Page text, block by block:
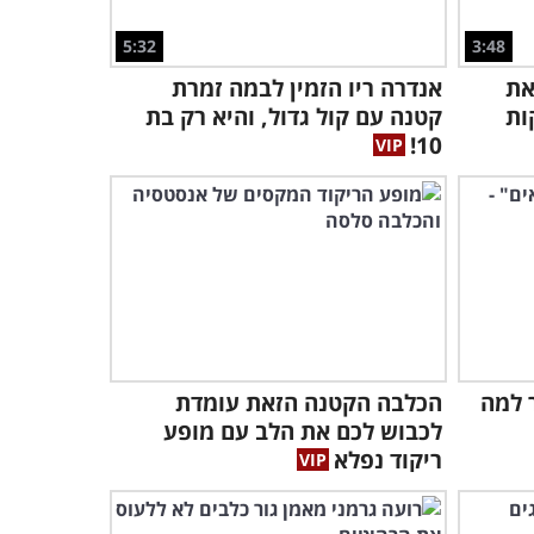
4:22
אם חשבתם שהחתולים שלכם
לא אוהבים להתקלח, עוד לא
ראיתם כלום...
בתחרות האקרובטיקה של
עולם החי יש רק מנצחים -
6:10
מקסים ומתוק!
7:01
כשנותנים לחיות מחמד
צעצועים, תמיד יקרו דברים
מצחיקים!
3:48
5:32
אנדרה ריו הזמין לבמה זמרת
קטנה עם קול גדול, והיא רק בת
10!
למה
הכלבה הקטנה הזאת עומדת
לכבוש לכם את הלב עם מופע
ריקוד נפלא